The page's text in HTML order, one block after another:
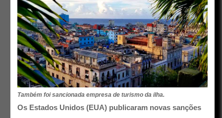
Também foi sancionada empresa de turismo da ilha.
Os Estados Unidos (EUA) publicaram novas sanções